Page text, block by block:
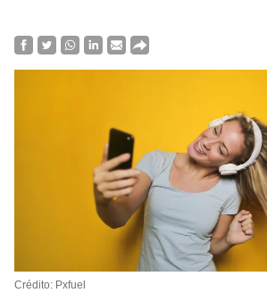
Crédito: Pxfuel